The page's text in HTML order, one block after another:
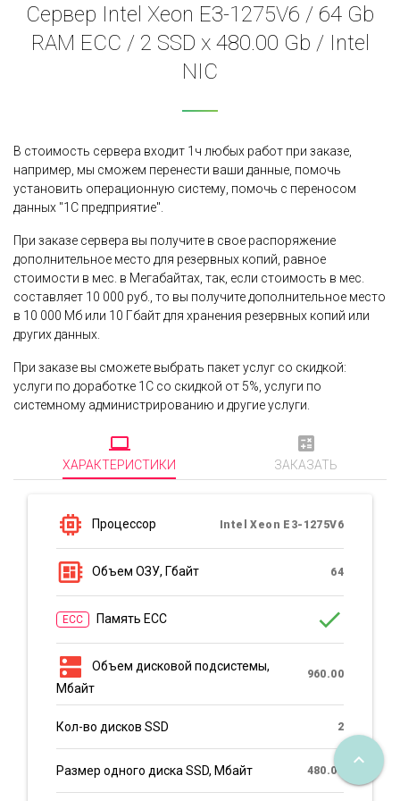
Сервер Intel Xeon E3-1275V6 / 64 Gb
RAM ECC / 2 SSD x 480.00 Gb / Intel
NIC
В стоимость сервера входит 1ч любых работ при заказе,
например, мы сможем перенести ваши данные, помочь
установить операционную систему, помочь с переносом
данных "1С предприятие".
При заказе сервера вы получите в свое распоряжение
дополнительное место для резервных копий, равное
стоимости в мес. в Мегабайтах, так, если стоимость в мес.
составляет 10 000 руб., то вы получите дополнительное место
в 10 000 Мб или 10 Гбайт для хранения резервных копий или
других данных.
При заказе вы сможете выбрать пакет услуг со скидкой:
услуги по доработке 1С со скидкой от 5%, услуги по
системному администрированию и другие услуги.
computer
ХАРАКТЕРИСТИКИ
calculate
ЗАКАЗАТЬ
memory Процессор Intel Xeon E3-1275V6
developer_board Объем ОЗУ, Гбайт 64
ECC Память ECC
done
dns
Объем дисковой подсистемы,
Мбайт
960.00
Кол-во дисков SSD 2
Размер одного диска SSD, Мбайт 480.00 keyboard_arrow_up